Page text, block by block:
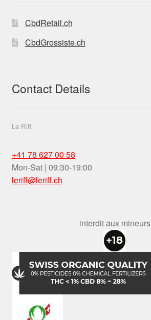
CbdRetail.ch
CbdGrossiste.ch
Contact Details
Le Riff
+41 78 627 00 58
Mon-Sat | 09:30-19:00
leriff@leriff.ch
interdit aux mineurs